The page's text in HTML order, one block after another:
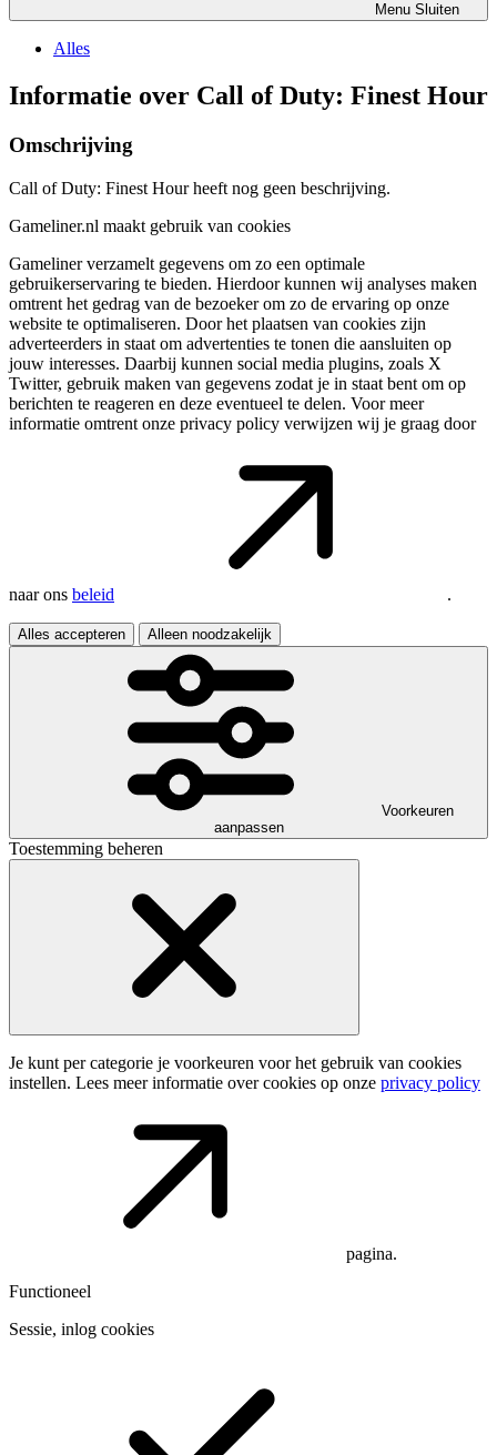
Menu Sluiten
Alles
Informatie over Call of Duty: Finest Hour
Omschrijving
Call of Duty: Finest Hour heeft nog geen beschrijving.
Gameliner.nl maakt gebruik van cookies
Gameliner verzamelt gegevens om zo een optimale
gebruikerservaring te bieden. Hierdoor kunnen wij analyses maken
omtrent het gedrag van de bezoeker om zo de ervaring op onze
website te optimaliseren. Door het plaatsen van cookies zijn
adverteerders in staat om advertenties te tonen die aansluiten op
jouw interesses. Daarbij kunnen social media plugins, zoals X
Twitter, gebruik maken van gegevens zodat je in staat bent om op
berichten te reageren en deze eventueel te delen. Voor meer
informatie omtrent onze privacy policy verwijzen wij je graag door
naar ons beleid .
Alles accepteren Alleen noodzakelijk
Voorkeuren
aanpassen
Toestemming beheren
Je kunt per categorie je voorkeuren voor het gebruik van cookies
instellen. Lees meer informatie over cookies op onze privacy policy
pagina.
Functioneel
Sessie, inlog cookies